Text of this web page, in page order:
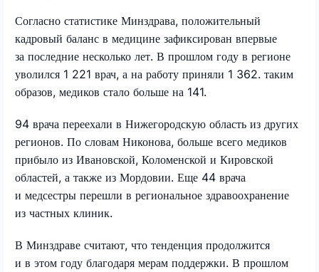
Согласно статистике Минздрава, положительный
кадровый баланс в медицине зафиксирован впервые
за последние несколько лет. В прошлом году в регионе
уволился 1 221 врач, а на работу приняли 1 362. таким
образов, медиков стало больше на 141.
94 врача переехали в Нижегородскую область из других
регионов. По словам Никонова, больше всего медиков
прибыло из Ивановской, Коломенской и Кировской
областей, а также из Мордовии. Еще 44 врача
и медсестры перешли в региональное здравоохранение
из частных клиник.
В Минздраве считают, что тенденция продолжится
и в этом году благодаря мерам поддержки. В прошлом